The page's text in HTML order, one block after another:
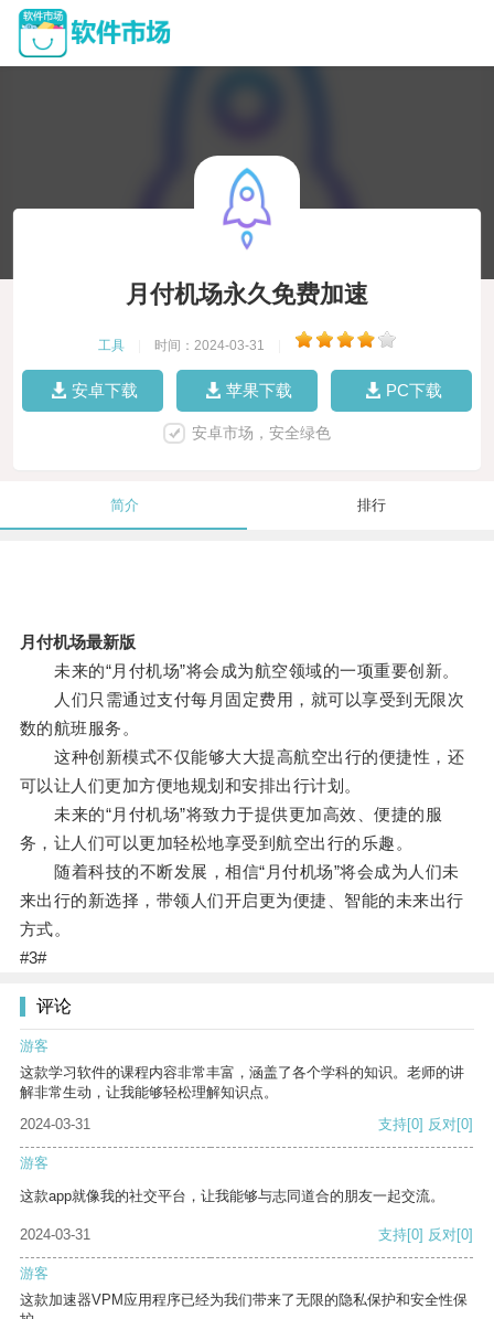
月付机场永久免费加速
工具 时间：2024-03-31
安卓下载 苹果下载 PC下载
安卓市场，安全绿色
简介 排行
月付机场最新版
未来的“月付机场”将会成为航空领域的一项重要创新。
人们只需通过支付每月固定费用，就可以享受到无限次
数的航班服务。
这种创新模式不仅能够大大提高航空出行的便捷性，还
可以让人们更加方便地规划和安排出行计划。
未来的“月付机场”将致力于提供更加高效、便捷的服
务，让人们可以更加轻松地享受到航空出行的乐趣。
随着科技的不断发展，相信“月付机场”将会成为人们未
来出行的新选择，带领人们开启更为便捷、智能的未来出行
方式。
#3#
评论
游客
这款学习软件的课程内容非常丰富，涵盖了各个学科的知识。老师的讲
解非常生动，让我能够轻松理解知识点。
2024-03-31
支持[0] 反对[0]
游客
这款app就像我的社交平台，让我能够与志同道合的朋友一起交流。
2024-03-31 支持[0] 反对[0]
游客
这款加速器VPM应用程序已经为我们带来了无限的隐私保护和安全性保